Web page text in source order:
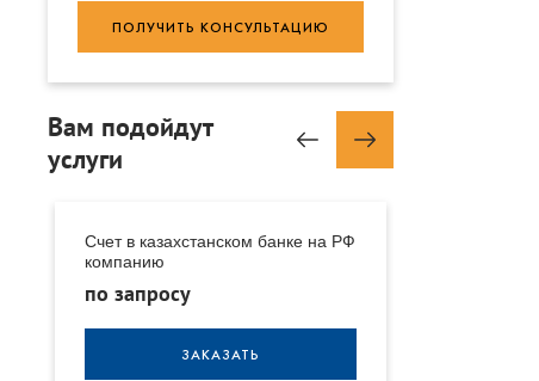
ПОЛУЧИТЬ КОНСУЛЬТАЦИЮ
Вам подойдут
услуги
Счет в казахстанском банке на РФ
компанию
по запросу
ЗАКАЗАТЬ